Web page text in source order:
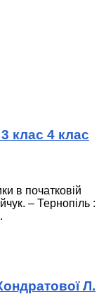
клас 4 клас
в початковій
– Тернопіль :
Л.